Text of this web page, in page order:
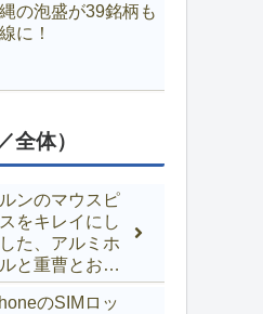
の泡盛が39銘柄も
に！
全体）
ンのマウスピ
をキレイにし
た、アルミホ
と重曹とお湯
のSIMロッ